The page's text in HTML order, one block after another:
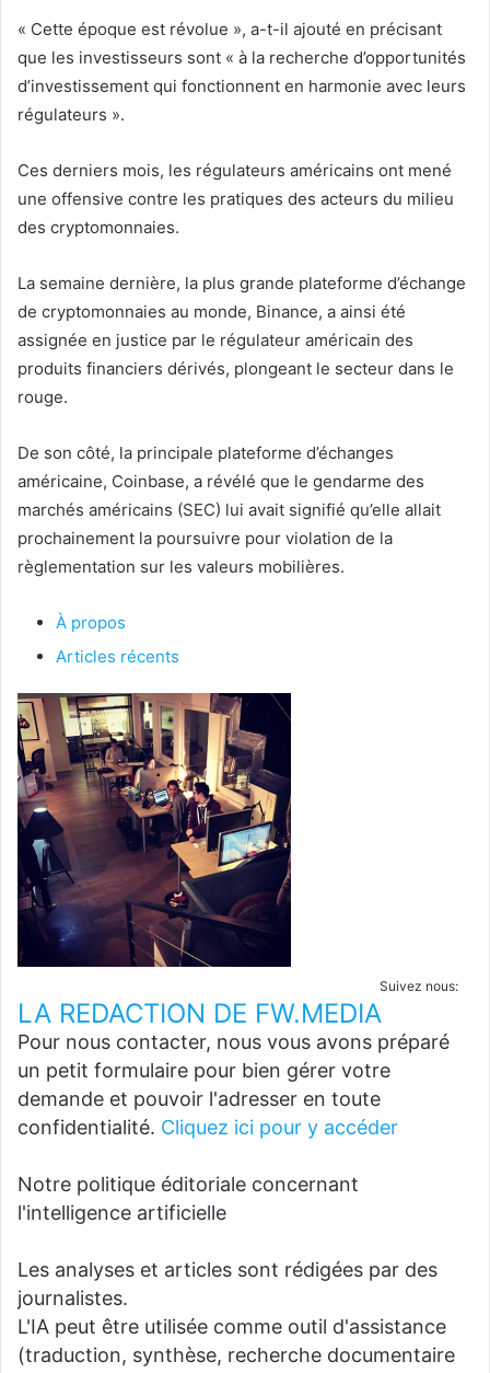
« Cette époque est révolue », a-t-il ajouté en précisant
que les investisseurs sont « à la recherche d’opportunités
d’investissement qui fonctionnent en harmonie avec leurs
régulateurs ».
Ces derniers mois, les régulateurs américains ont mené
une offensive contre les pratiques des acteurs du milieu
des cryptomonnaies.
La semaine dernière, la plus grande plateforme d’échange
de cryptomonnaies au monde, Binance, a ainsi été
assignée en justice par le régulateur américain des
produits financiers dérivés, plongeant le secteur dans le
rouge.
De son côté, la principale plateforme d’échanges
américaine, Coinbase, a révélé que le gendarme des
marchés américains (SEC) lui avait signifié qu’elle allait
prochainement la poursuivre pour violation de la
règlementation sur les valeurs mobilières.
À propos
Articles récents
Suivez nous:
LA REDACTION DE FW.MEDIA
Pour nous contacter, nous vous avons préparé
un petit formulaire pour bien gérer votre
demande et pouvoir l'adresser en toute
confidentialité. Cliquez ici pour y accéder
Notre politique éditoriale concernant
l'intelligence artificielle
Les analyses et articles sont rédigées par des
journalistes.
L'IA peut être utilisée comme outil d'assistance
(traduction, synthèse, recherche documentaire